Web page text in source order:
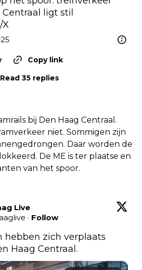
X
Copy link
Read 35 replies
bij Den Haag Centraal.
niet. Sommigen zijn
Daar worden de
De ME is ter plaatse en
van het spoor.
Live
· Follow
hebben zich verplaats
Haag Centraal.